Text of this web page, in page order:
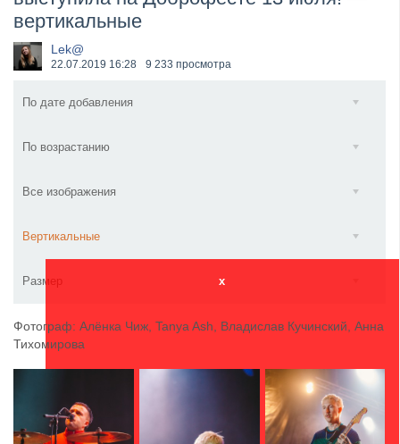
​Anthrax выпустили новый сингл и клип «Everybod...
вертикальные
Lek@
22.07.2019 16:28 9 233 просмотра
По дате добавления
По возрастанию
Все изображения
Вертикальные
Размер x
Фотограф: Алёнка Чиж, Tanya Ash, Владислав Кучинский, Анна
Тихомирова